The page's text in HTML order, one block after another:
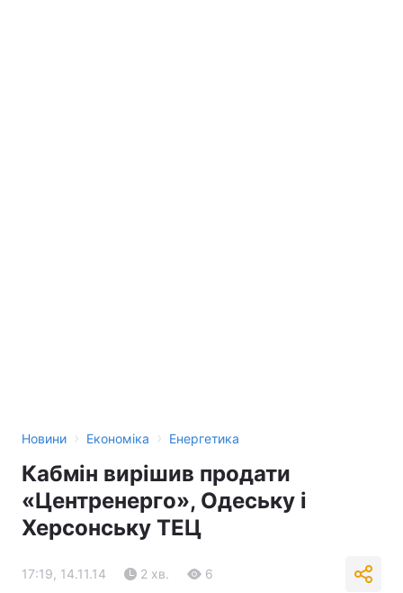
Новини › Економіка › Енергетика
Кабмін вирішив продати
«Центренерго», Одеську і
Херсонську ТЕЦ
17:19, 14.11.14 2 хв. 6